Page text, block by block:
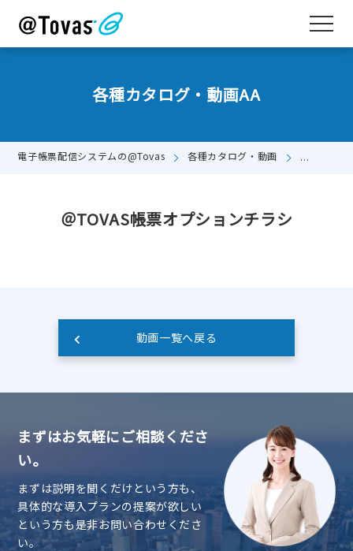
各種カタログ・動画AA
電子帳票配信システムの@Tovas 各種カタログ・動画
＠TOVAS帳票オプションチラシ
動画一覧へ戻る
まずはお気軽にご相談くださ
い。
まずは説明を聞くだけという方も、
具体的な導入プランの提案が欲しい
という方も是非お問い合わせくださ
い。